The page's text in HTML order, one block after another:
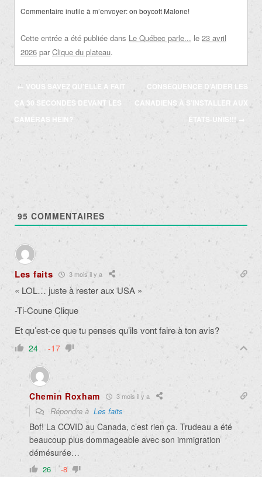
Commentaire inutile à m’envoyer: on boycott Malone!
Cette entrée a été publiée dans Le Québec parle... le 23 avril
2026 par Clique du plateau.
Navigation
des
articles
← VOUS SAVEZ QU’ELLE A FAIT
ÇA 30 SECONDES DEVANT LES
CAMÉRAS HEIN?
CONSÉQUENCE D’AIDER LES
CANADIENS À S’INSTALLER AUX
ÉTATS-UNIS!!!
95 COMMENTAIRES
Les faits 3 mois il y a
« LOL… juste à rester aux USA »
-Ti-Coune Clique
Et qu’est-ce que tu penses qu’ils vont faire à ton avis?
24 -17
Chemin Roxham 3 mois il y a
Répondre à Les faits
Bof! La COVID au Canada, c’est rien ça. Trudeau a été
beaucoup plus dommageable avec son immigration
démésurée…
26 -8